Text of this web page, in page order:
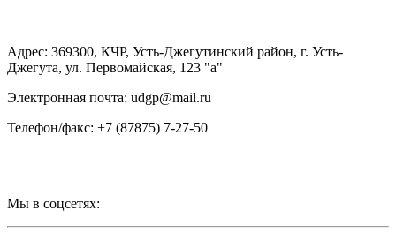
Адрес: 369300, КЧР, Усть-Джегутинский район, г. Усть-
Джегута, ул. Первомайская, 123 "а"
Электронная почта: udgp@mail.ru
Телефон/факс: +7 (87875) 7-27-50
Мы в соцсетях: